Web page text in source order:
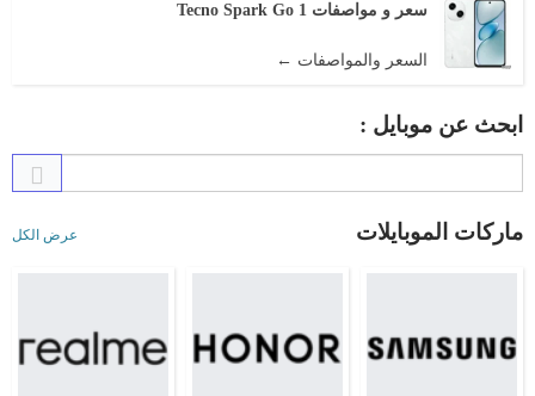
سعر و مواصفات Tecno Spark Go 1
السعر والمواصفات ←
ابحث عن موبايل :
ماركات الموبايلات عرض الكل